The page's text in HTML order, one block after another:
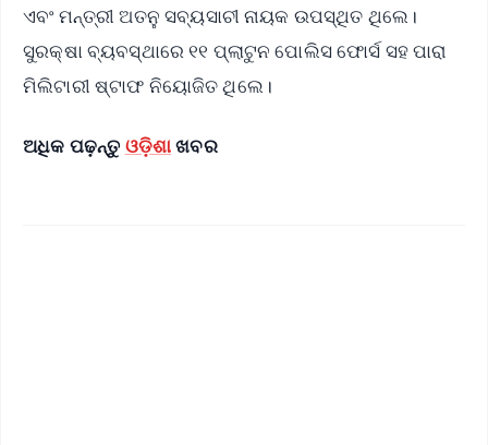
ଏବଂ ମନ୍ତ୍ରୀ ଅତନୁ ସବ୍ୟସାଚୀ ନାୟକ ଉପସ୍ଥିତ ଥିଲେ।
ସୁରକ୍ଷା ବ୍ୟବସ୍ଥାରେ ୧୧ ପ୍ଲାଟୁନ ପୋଲିସ ଫୋର୍ସ ସହ ପାରା
ମିଲିଟାରୀ ଷ୍ଟାଫ ନିୟୋଜିତ ଥିଲେ।
ଅଧିକ ପଢ଼ନ୍ତୁ ଓଡ଼ିଶାଖବର